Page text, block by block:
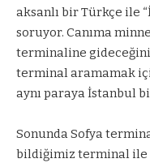
aksanlı bir Türkçe ile
soruyor. Canıma
terminaline gideceğini
terminal aramamak
aynı paraya İstanbul
Sonunda Sofya
bildiğimiz terminal ile